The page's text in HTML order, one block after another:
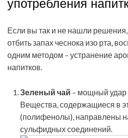
употребления
Если вы так и не нашли решения,
отбить запах чеснока изо рта,
одним методом – устранение
напитков.
Зеленый чай – мощный удар
Вещества, содержащиеся в
(полифенолы), направлены
сульфидных соединений.